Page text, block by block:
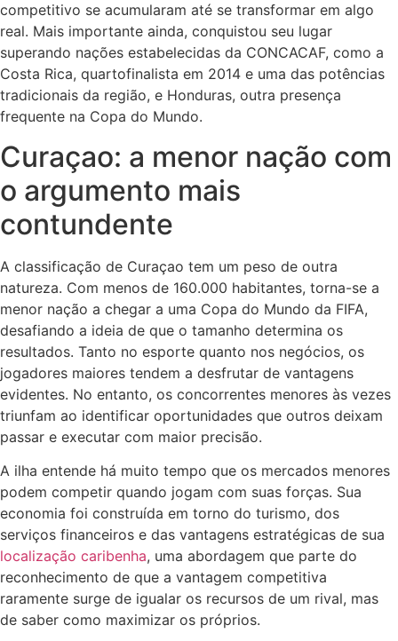
competitivo se acumularam até se transformar em algo
real. Mais importante ainda, conquistou seu lugar
superando nações estabelecidas da CONCACAF, como a
Costa Rica, quartofinalista em 2014 e uma das potências
tradicionais da região, e Honduras, outra presença
frequente na Copa do Mundo.
Curaçao: a menor nação com
o argumento mais
contundente
A classificação de Curaçao tem um peso de outra
natureza. Com menos de 160.000 habitantes, torna-se a
menor nação a chegar a uma Copa do Mundo da FIFA,
desafiando a ideia de que o tamanho determina os
resultados. Tanto no esporte quanto nos negócios, os
jogadores maiores tendem a desfrutar de vantagens
evidentes. No entanto, os concorrentes menores às vezes
triunfam ao identificar oportunidades que outros deixam
passar e executar com maior precisão.
A ilha entende há muito tempo que os mercados menores
podem competir quando jogam com suas forças. Sua
economia foi construída em torno do turismo, dos
serviços financeiros e das vantagens estratégicas de sua
localização caribenha, uma abordagem que parte do
reconhecimento de que a vantagem competitiva
raramente surge de igualar os recursos de um rival, mas
de saber como maximizar os próprios.